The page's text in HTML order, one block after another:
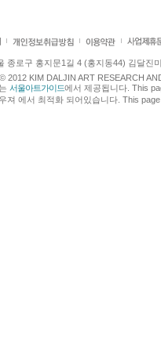
종로구 홍지문1길 4 (홍지동44) 김달진
2012 KIM DALJIN ART RESEARCH
서울아트가이드에서 제공됩니다. This
져 에서 최적화 되어있습니다. This